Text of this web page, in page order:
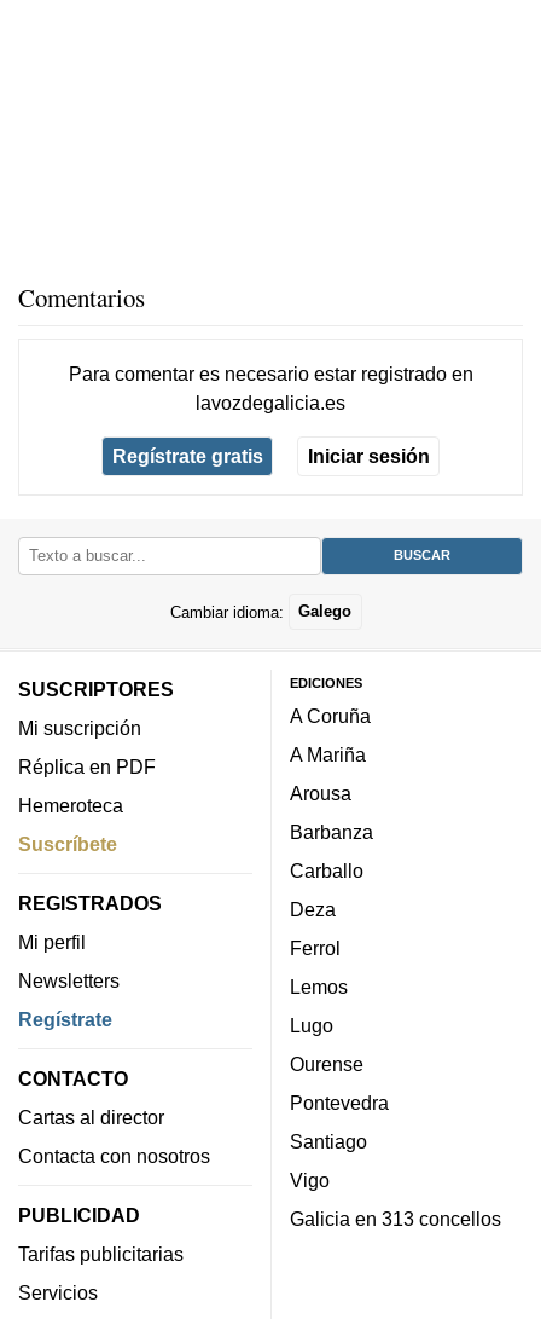
Comentarios
Para comentar es necesario estar registradoen
lavozdegalicia.es
Regístrate gratis Iniciar sesión
Cambiar idioma: Galego
SUSCRIPTORES
Mi suscripción
Réplica en PDF
Hemeroteca
Suscríbete
REGISTRADOS
Mi perfil
Newsletters
Regístrate
CONTACTO
Cartas al director
Contacta con nosotros
PUBLICIDAD
Tarifas publicitarias
Servicios
EDICIONES
A Coruña
A Mariña
Arousa
Barbanza
Carballo
Deza
Ferrol
Lemos
Lugo
Ourense
Pontevedra
Santiago
Vigo
Galicia en 313 concellos